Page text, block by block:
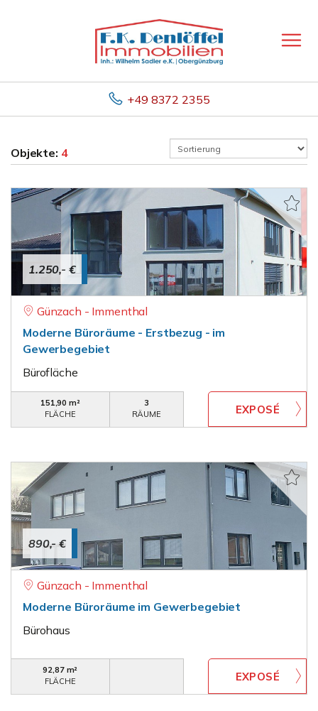
+49 8372 2355
Objekte: 4
1.250,- €
Günzach - Immenthal
Moderne Büroräume - Erstbezug - im
Gewerbegebiet
Bürofläche
151,90 m²
FLÄCHE
3
RÄUME
890,- €
Günzach - Immenthal
Moderne Büroräume im Gewerbegebiet
Bürohaus
92,87 m²
FLÄCHE